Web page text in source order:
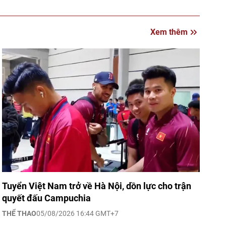
Xem thêm
Tuyển Việt Nam trở về Hà Nội, dồn lực cho trận
quyết đấu Campuchia
THỂ THAO05/08/2026 16:44 GMT+7